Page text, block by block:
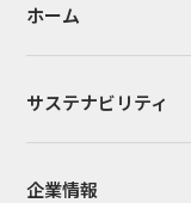
ホーム
サステナビリティ
企業情報